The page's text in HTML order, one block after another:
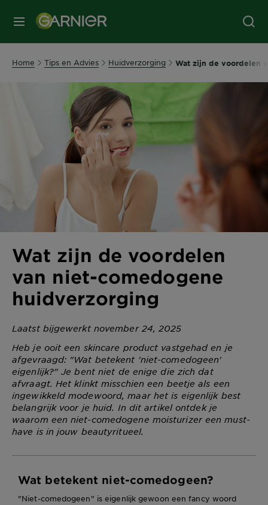
MENU
Home Tips en Advies Huidverzorging Wat zijn de voordelen
Wat zijn de voordelen
van niet-comedogene
huidverzorging
Laatst bijgewerkt november 24, 2025
Heb je ooit een skincare product vastgehad en je
afgevraagd: "Wat betekent 'niet-comedogeen'
eigenlijk?" Je bent niet de enige die zich dat
afvraagt. Het klinkt misschien een beetje als een
ingewikkeld modewoord, maar het is eigenlijk best
belangrijk voor je huid. In dit artikel ontdek je
waarom een niet-comedogene moisturizer een must-
have is in jouw beautyritueel.
Wat betekent niet-comedogeen?
"Niet-comedogeen" is eigenlijk gewoon een fancy woord